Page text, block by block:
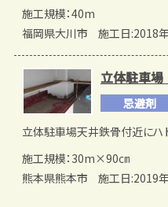
施工規模：40m
福岡県大川市
施工日:2018
立体駐車
忌避剤
立体駐車場天井鉄骨付近にハ
施工規模：30m×90㎝
熊本県熊本市
施工日:2019